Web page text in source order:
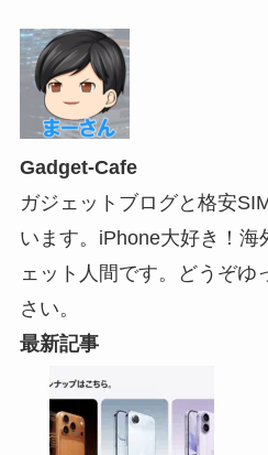
Gadget-Cafe
ガジェットブログと格安
います。iPhone大好き！海
ェット人間です。どうぞゆ
さい。
最新記事